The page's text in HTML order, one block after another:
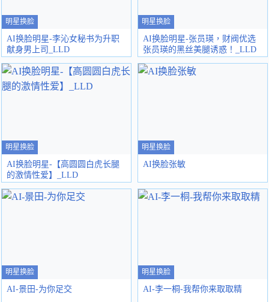
明星换脸
AI换脸明星-李沁女秘书为升职
献身男上司_LLD
明星换脸
AI换脸明星-张员瑛，财阀优选
张员瑛的黑丝美腿诱惑！_LLD
明星换脸
AI换脸明星-【高圆圆白虎长腿
的激情性爱】_LLD
明星换脸
AI换脸张敏
明星换脸
AI-景田-为你足交
明星换脸
AI-李一桐-我帮你来取取精